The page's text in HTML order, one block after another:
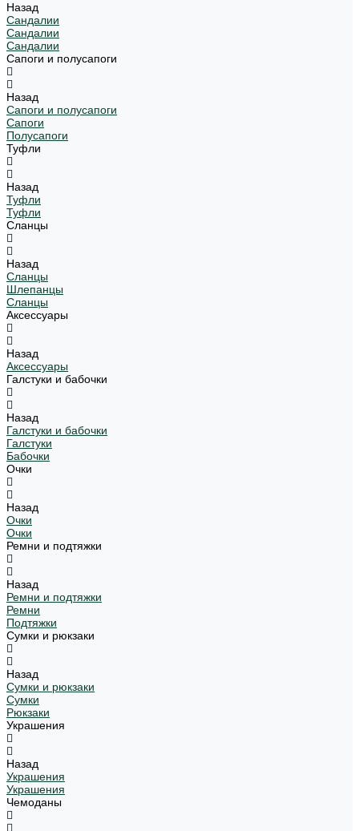
Назад
Сандалии
Сандалии
Сандалии
Сапоги и полусапоги
Назад
Сапоги и полусапоги
Сапоги
Полусапоги
Туфли
Назад
Туфли
Туфли
Сланцы
Назад
Сланцы
Шлепанцы
Сланцы
Аксессуары
Назад
Аксессуары
Галстуки и бабочки
Назад
Галстуки и бабочки
Галстуки
Бабочки
Очки
Назад
Очки
Очки
Ремни и подтяжки
Назад
Ремни и подтяжки
Ремни
Подтяжки
Сумки и рюкзаки
Назад
Сумки и рюкзаки
Сумки
Рюкзаки
Украшения
Назад
Украшения
Украшения
Чемоданы